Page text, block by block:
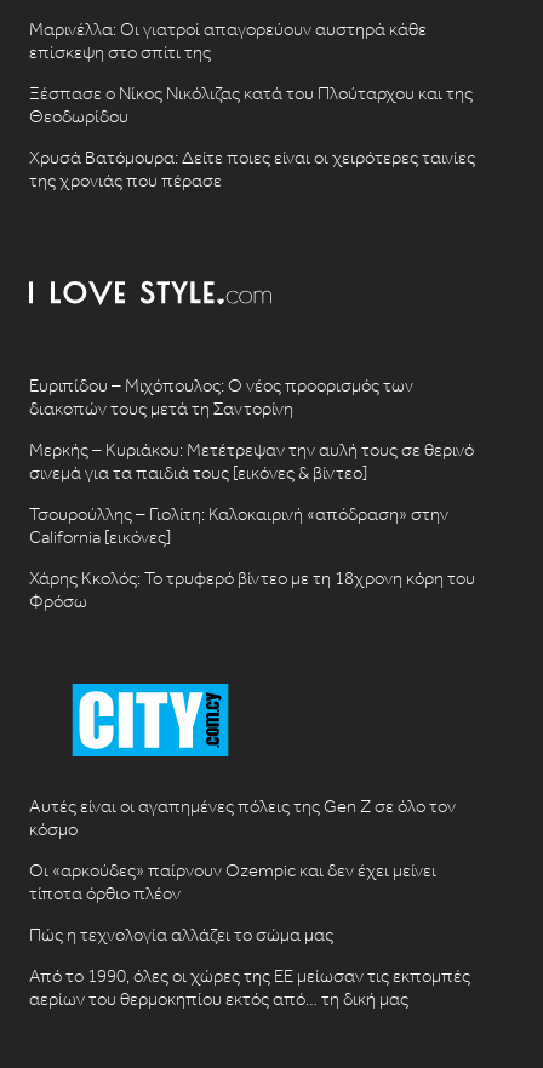
Μαρινέλλα: Οι γιατροί απαγορεύουν αυστηρά κάθε
επίσκεψη στο σπίτι της
Ξέσπασε ο Νίκος Νικόλιζας κατά του Πλούταρχου και της
Θεοδωρίδου
Χρυσά Βατόμουρα: Δείτε ποιες είναι οι χειρότερες ταινίες
της χρονιάς που πέρασε
Ευριπίδου – Μιχόπουλος: Ο νέος προορισμός των
διακοπών τους μετά τη Σαντορίνη
Μερκής – Κυριάκου: Μετέτρεψαν την αυλή τους σε θερινό
σινεμά για τα παιδιά τους [εικόνες & βίντεο]
Τσουρούλλης – Γιολίτη: Καλοκαιρινή «απόδραση» στην
California [εικόνες]
Χάρης Κκολός: Το τρυφερό βίντεο με τη 18χρονη κόρη του
Φρόσω
Αυτές είναι οι αγαπημένες πόλεις της Gen Z σε όλο τον
κόσμο
Οι «αρκούδες» παίρνουν Ozempic και δεν έχει μείνει
τίποτα όρθιο πλέον
Πώς η τεχνολογία αλλάζει το σώμα μας
Από το 1990, όλες οι χώρες της ΕΕ μείωσαν τις εκπομπές
αερίων του θερμοκηπίου εκτός από… τη δική μας